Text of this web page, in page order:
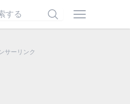
サーリンク